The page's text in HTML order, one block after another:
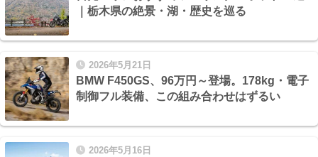
｜栃木県の絶景・湖・歴史を巡る
2026年5月21日
BMW F450GS、96万円～登場。178kg・電子
制御フル装備、この組み合わせはずるい
2026年5月16日